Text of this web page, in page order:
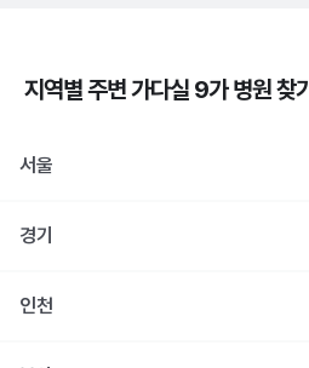
지역별 주변가다실 9가병원 찾기
서울
경기
인천